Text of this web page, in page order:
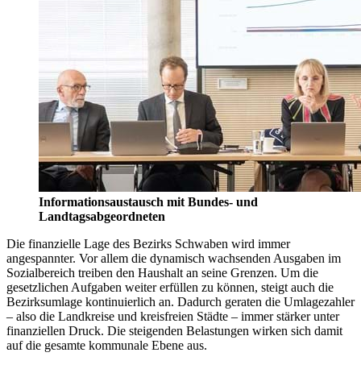
Informationsaustausch mit Bundes- und
Landtagsabgeordneten
Die finanzielle Lage des Bezirks Schwaben wird immer
angespannter. Vor allem die dynamisch wachsenden Ausgaben im
Sozialbereich treiben den Haushalt an seine Grenzen. Um die
gesetzlichen Aufgaben weiter erfüllen zu können, steigt auch die
Bezirksumlage kontinuierlich an. Dadurch geraten die Umlagezahler
– also die Landkreise und kreisfreien Städte – immer stärker unter
finanziellen Druck. Die steigenden Belastungen wirken sich damit
auf die gesamte kommunale Ebene aus.